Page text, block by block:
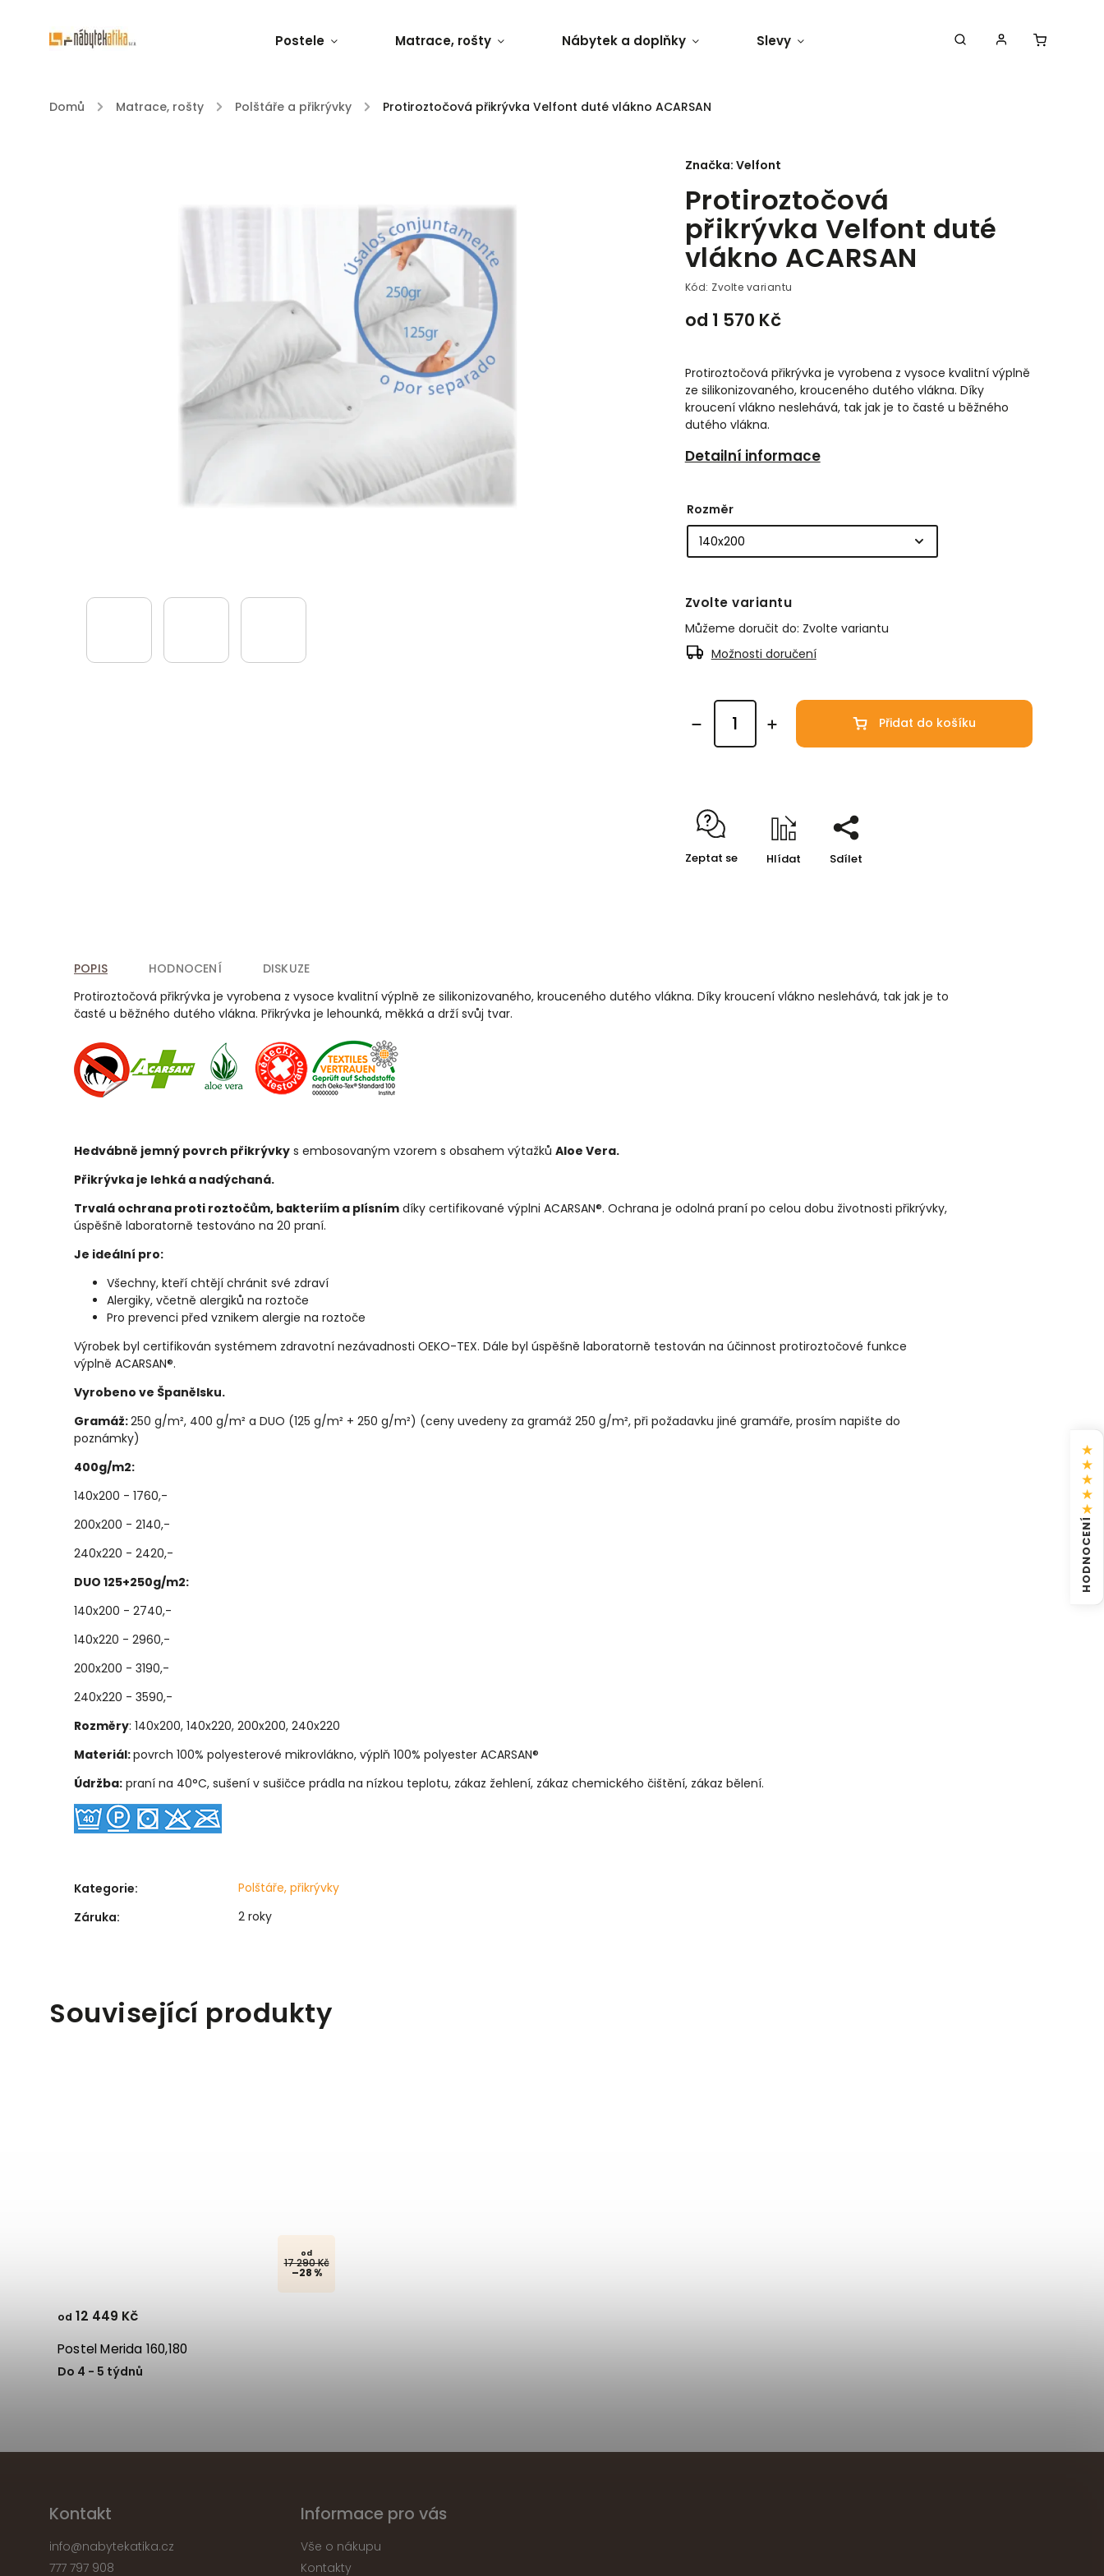
Postele Matrace, rošty Nábytek a doplňky Slevy
Domů / Matrace, rošty / Polštáře a přikrývky / Protiroztočová přikrývka Velfont duté vlákno ACARSAN
Protiroztočová
přikrývka Velfont duté
vlákno ACARSAN
Kód: Zvolte variantu
od 1 570 Kč
Protiroztočová přikrývka je vyrobena z vysoce kvalitní výplně
ze silikonizovaného, krouceného dutého vlákna. Díky
kroucení vlákno neslehává, tak jak je to časté u běžného
dutého vlákna.
Detailní informace
Značka: Velfont
Rozměr
Zvolte variantu
Můžeme doručit do: Zvolte variantu
Možnosti doručení
Přidat do košíku
Zeptat se Hlídat Sdílet
POPIS HODNOCENÍ
DISKUZE
Protiroztočová přikrývka je vyrobena z vysoce kvalitní výplně ze silikonizovaného, krouceného dutého vlákna. Díky kroucení vlákno neslehává, tak jak je to
časté u běžného dutého vlákna. Přikrývka je lehounká, měkká a drží svůj tvar.
Hedvábně jemný povrch přikrývky s embosovaným vzorem s obsahem výtažků Aloe Vera.
Přikrývka je lehká a nadýchaná.
Trvalá ochrana proti roztočům, bakteriím a plísním díky certifikované výplni ACARSAN®. Ochrana je odolná praní po celou dobu životnosti přikrývky,
úspěšně laboratorně testováno na 20 praní.
Je ideální pro:
Všechny, kteří chtějí chránit své zdraví
Alergiky, včetně alergiků na roztoče
Pro prevenci před vznikem alergie na roztoče
Výrobek byl certifikován systémem zdravotní nezávadnosti OEKO-TEX. Dále byl úspěšně laboratorně testován na účinnost protiroztočové funkce
výplně ACARSAN®.
Vyrobeno ve Španělsku.
Gramáž:250 g/m², 400 g/m² a DUO (125 g/m² + 250 g/m²) (ceny uvedeny za gramáž 250 g/m², při požadavku jiné gramáře, prosím napište do
poznámky)
400g/m2:
140x200 - 1760,-
200x200 - 2140,-
240x220 - 2420,-
DUO 125+250g/m2:
140x200 - 2740,-
140x220 - 2960,-
200x200 - 3190,-
240x220 - 3590,-
Rozměry: 140x200, 140x220, 200x200, 240x220
Materiál:povrch 100% polyesterové mikrovlákno, výplň 100% polyester ACARSAN®
Údržba: praní na 40°C, sušení v sušičce prádla na nízkou teplotu, zákaz žehlení, zákaz chemického čištění, zákaz bělení.
Kategorie:
Polštáře, přikrývky
Záruka: 2 roky
Související produkty
od
17 290 Kč
–28 %
Postel Merida 160,180
Do 4 - 5 týdnů
od 12 449 Kč
Kontakt
info@nabytekatika.cz
777 797 908
Informace pro vás
Vše o nákupu
Kontakty
★
★
★
★
★
HODNOCENÍ